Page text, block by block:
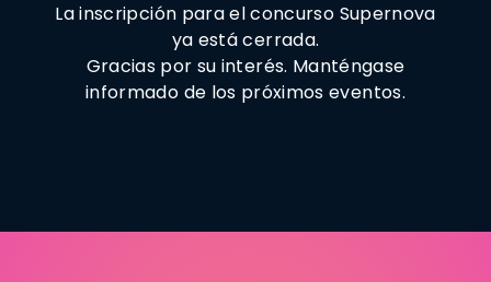
La inscripción para el concurso Supernova
ya está cerrada.
Gracias por su interés. Manténgase
informado de los próximos eventos.